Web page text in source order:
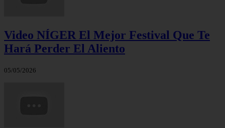
Video NÍGER El Mejor Festival Que Te
Hará Perder El Aliento
05/05/2026